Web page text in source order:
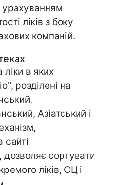
урахуванням
ліків з боку
компаній.
ліки в яких
розділені на
Азіатський і
сайті
дозволяє сортувати
ліків, СЦ і